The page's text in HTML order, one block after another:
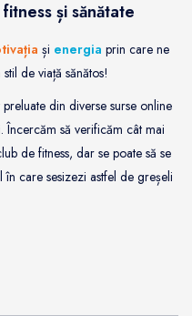
și sănătate
și energia prin care ne
de viață sănătos!
din diverse surse online
să verificăm cât mai
de fitness, dar se poate să se
care sesizezi astfel de greșeli